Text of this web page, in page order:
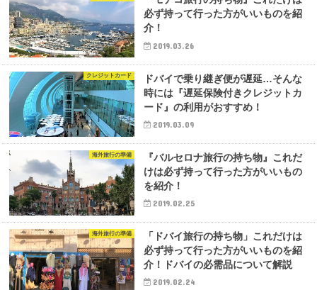
必ず持って行った方がいいものを紹
介！
2019.03.26
クレジットカード
ドバイで乗り継ぎ便が遅延…そんな
時には『遅延保険付きクレジットカ
ード』の利用がおすすめ！
2019.03.09
海外旅行の準備
『バルセロナ旅行の持ち物』これだ
けは必ず持って行った方がいいもの
を紹介！
2019.02.25
海外旅行の準備
「ドバイ旅行の持ち物」これだけは
必ず持って行った方がいいものを紹
介！ドバイの必需品について解説
2019.02.24